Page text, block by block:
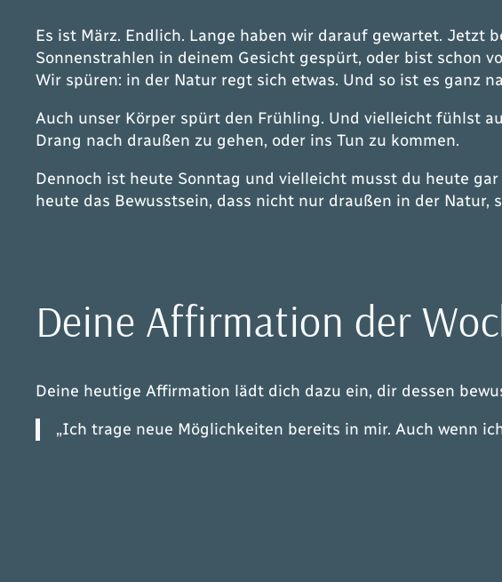
Es ist März. Endlich. Lange haben wir darauf gewartet.
Sonnenstrahlen in deinem Gesicht gespürt, oder bist schon
Wir spüren: in der Natur regt sich etwas. Und so ist es ganz
Auch unser Körper spürt den Frühling. Und vielleicht fühlst
Drang nach draußen zu gehen, oder ins Tun zu kommen.
Dennoch ist heute Sonntag und vielleicht musst du heute
heute das Bewusstsein, dass nicht nur draußen in der Natur,
Deine Affirmation der
Deine heutige Affirmation lädt dich dazu ein, dir dessen
„Ich trage neue Möglichkeiten bereits in mir. Auch wenn